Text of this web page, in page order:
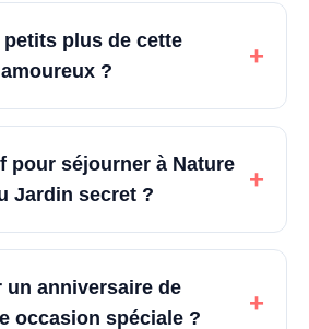
plus de cette
?
+
pour séjourner à Nature
Jardin secret ?
+
un anniversaire de
occasion spéciale ?
+